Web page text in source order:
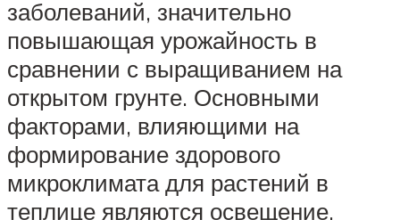
заболеваний, значительно
повышающая урожайность в
сравнении с выращиванием на
открытом грунте. Основными
факторами, влияющими на
формирование здорового
микроклимата для растений в
теплице являются освещение,